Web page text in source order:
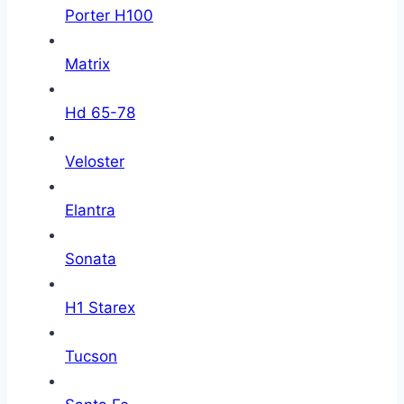
Porter H100
Matrix
Hd 65-78
Veloster
Elantra
Sonata
H1 Starex
Tucson